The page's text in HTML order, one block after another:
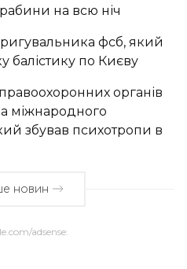
на всю ніч
фсб, який
балістику по Києву
органів
міжнародного
збував психотропи в
новин
adsense: